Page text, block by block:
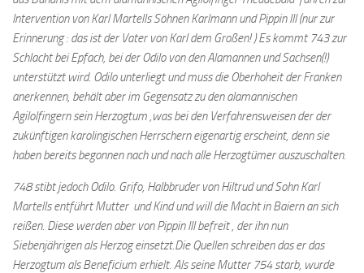
Intervention von Karl Martells Söhnen Karlmann und Pippin III (nur zur
Erinnerung : das ist der Vater von Karl dem Großen! ) Es kommt 743 zur
Schlacht bei Epfach, bei der Odilo von den Alamannen und Sachsen(!)
unterstützt wird. Odilo unterliegt und muss die Oberhoheit der Franken
anerkennen, behält aber im Gegensatz zu den alamannischen
Agilolfingern sein Herzogtum ,was bei den Verfahrensweisen der der
zukünftigen karolingischen Herrschern eigenartig erscheint, denn sie
haben bereits begonnen nach und nach alle Herzogtümer auszuschalten.
748 stibt jedoch Odilo. Grifo, Halbbruder von Hiltrud und Sohn Karl
Martells entführt Mutter und Kind und will die Macht in Baiern an sich
reißen. Diese werden aber von Pippin III befreit , der ihn nun
Siebenjährigen als Herzog einsetzt.Die Quellen schreiben das er das
Herzogtum als Beneficium erhielt. Als seine Mutter 754 starb, wurde